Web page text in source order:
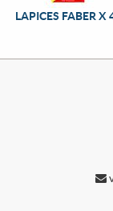
LAPICES FABER X